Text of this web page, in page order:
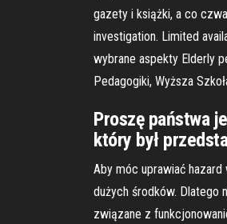
gazety i książki, a co
investigation. Limited
wybrane aspekty Elderly
Pedagogiki, Wyższa
Proszę państwa
który był
Aby móc uprawiać hazard
dużych środków. Dlatego
związane z